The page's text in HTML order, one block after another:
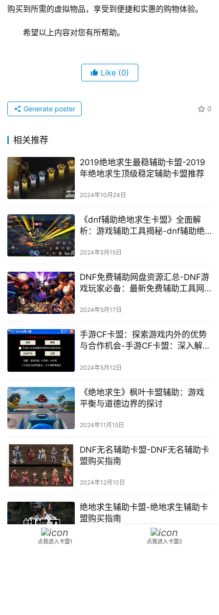
购买到所需的虚拟物品，享受到便捷和实惠的购物体验。
希望以上内容对您有所帮助。
Like (0)
0
Generate poster
相关推荐
2019绝地求生最稳辅助卡盟-2019
年绝地求生顶级稳定辅助卡盟推荐
2024年10月24日
《dnf辅助绝地求生卡盟》全面解
析：游戏辅助工具揭秘-dnf辅助绝
后的黑科技
2024年5月15日
DNF免费辅助网盘资源汇总-DNF游
戏玩家必备：最新免费辅助工具网
2024年5月17日
手游CF卡盟：探索游戏内外的优势
与合作机会-手游CF卡盟：深入解析
2024年5月12日
《绝地求生》枫叶卡盟辅助：游戏
平衡与道德边界的探讨
2024年11月15日
DNF无名辅助卡盟-DNF无名辅助卡
盟购买指南
2024年12月10日
绝地求生辅助卡盟-绝地求生辅助卡
盟购买指南
点我进入卡盟1 点我进入卡盟2